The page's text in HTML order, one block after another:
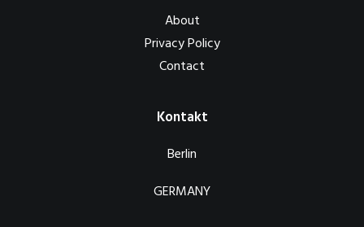
About
Privacy Policy
Contact
Kontakt
Berlin
GERMANY